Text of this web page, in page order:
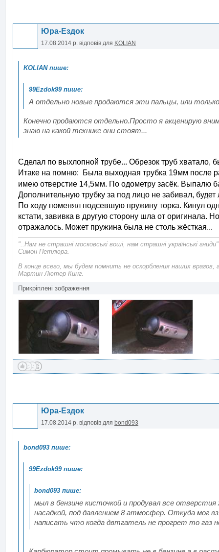
Юра-Ездок
17.08.2014 р. відповів для KOLIAN
А отдельно новые продаются эти пальцы, или
Конечно продаются отдельно.Просто я акценирую
знаю на какой технике они стоят...
Сделал по выхлопной трубе... Обрезок труб хватало,
Итаке на помню: Была выходная трубка 19мм после
имею отверстие 14,5мм. По одометру засёк. Выпалю
Дополнительную трубку за под лицо не забивал, будет
По ходу поменял подсевшую пружину торка. Кинул
кстати, завивка в другую сторону шла от оригинала.
отражалось. Может пружина была не столь жёсткая...
"..Нам не страшні московські воші, нам страшні українські гниди"
Симон Петлюра.
В конце всего, мы будем помнить не оскорбления наших врагов,
Мартин Лютер Кинг.
Прикріплені зображення
Юра-Ездок
17.08.2014 р. відповів для bond093
мыл в бензине кисточкой и продувал все
насадкой, под давлением 8 атмосфер. Откуда мог
написать что когда двтгатель не прогрет то газ